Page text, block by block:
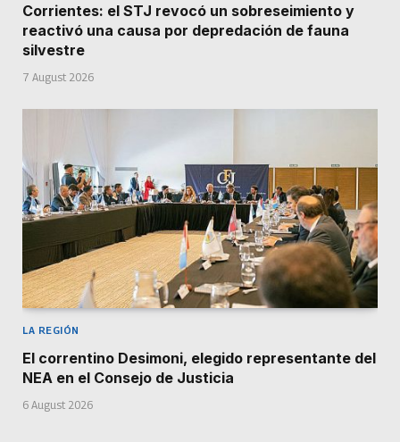
Corrientes: el STJ revocó un sobreseimiento y
reactivó una causa por depredación de fauna
silvestre
7 August 2026
LA REGIÓN
El correntino Desimoni, elegido representante del
NEA en el Consejo de Justicia
6 August 2026